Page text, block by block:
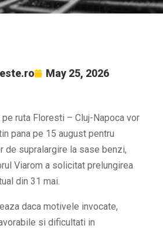
May 25, 2026
ruta Floresti – Cluj-Napoca vor
pana pe 15 august pentru
de supralargire la sase benzi,
Viarom a solicitat prelungirea
din 31 mai.
daca motivele invocate,
si dificultati in